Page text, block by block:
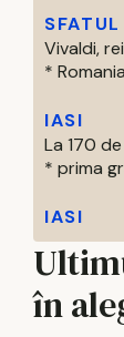
Vivaldi,
*
IASI
La 170
* prima
IASI
în